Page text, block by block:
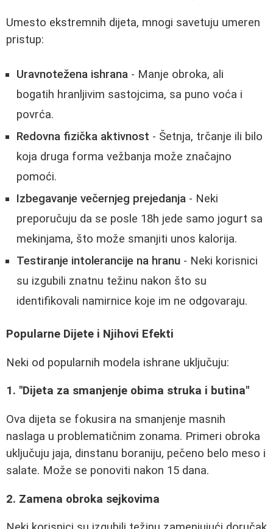
Umesto ekstremnih dijeta, mnogi savetuju umeren
pristup:
Uravnotežena ishrana - Manje obroka, ali
bogatih hranljivim sastojcima, sa puno voća i
povrća.
Redovna fizička aktivnost - Šetnja, trčanje ili bilo
koja druga forma vežbanja može značajno
pomoći.
Izbegavanje večernjeg prejedanja - Neki
preporučuju da se posle 18h jede samo jogurt sa
mekinjama, što može smanjiti unos kalorija.
Testiranje intolerancije na hranu - Neki korisnici
su izgubili znatnu težinu nakon što su
identifikovali namirnice koje im ne odgovaraju.
Popularne Dijete i Njihovi Efekti
Neki od popularnih modela ishrane uključuju:
1. "Dijeta za smanjenje obima struka i butina"
Ova dijeta se fokusira na smanjenje masnih
naslaga u problematičnim zonama. Primeri obroka
uključuju jaja, dinstanu boraniju, pečeno belo meso i
salate. Može se ponoviti nakon 15 dana.
2. Zamena obroka sejkovima